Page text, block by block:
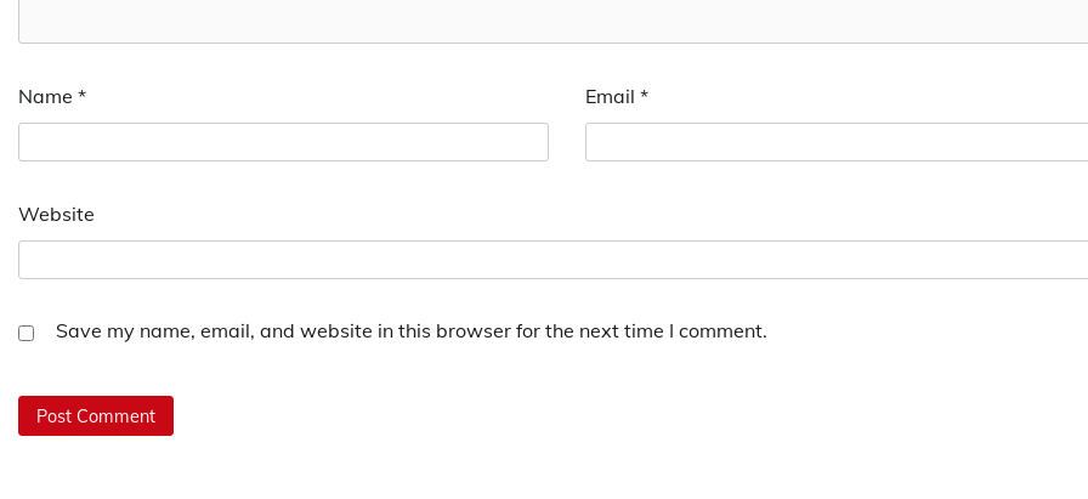
Name * Email *
Website
Save my name, email, and website in this browser for the next time I comment.